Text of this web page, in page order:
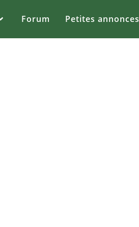
Forum Petites annonces